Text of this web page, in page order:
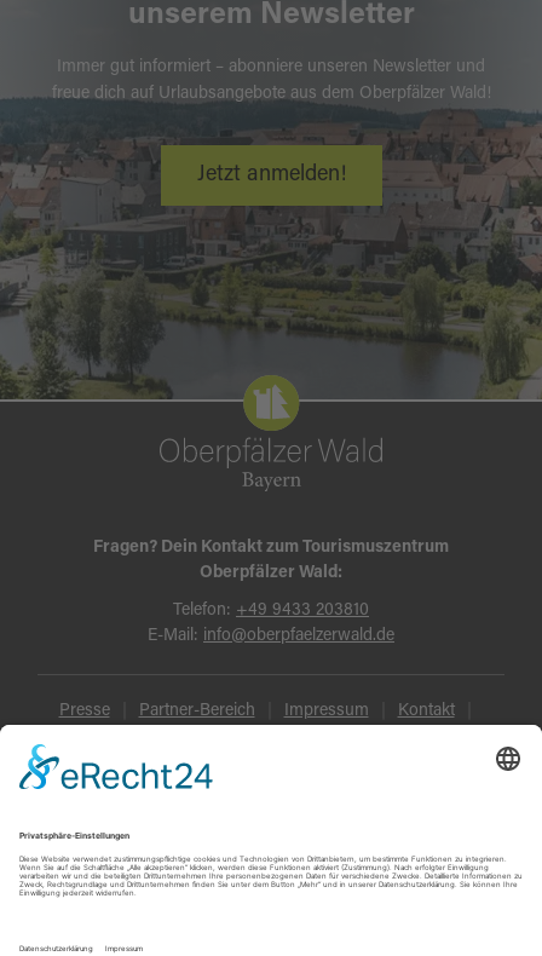
unserem Newsletter
Immer gut informiert – abonniere unseren Newsletter und
freue dich auf Urlaubsangebote aus dem Oberpfälzer Wald!
Jetzt anmelden!
Fragen? Dein Kontakt zum Tourismuszentrum
Oberpfälzer Wald:
Telefon: +49 9433 203810
E-Mail: info@oberpfaelzerwald.de
Presse Partner-Bereich Impressum Kontakt
Datenschutz